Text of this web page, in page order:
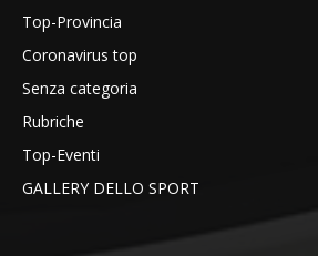
Top-Provincia
Coronavirus top
Senza categoria
Rubriche
Top-Eventi
GALLERY DELLO SPORT